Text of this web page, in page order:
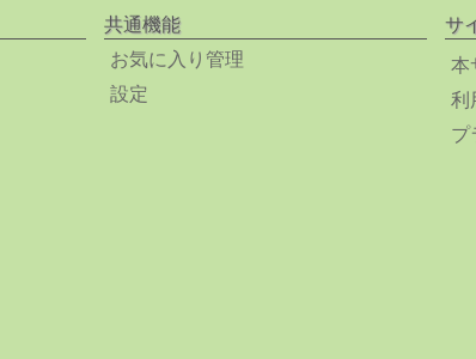
共通機能
お気に入り管理
設定
サ
本
利
プ